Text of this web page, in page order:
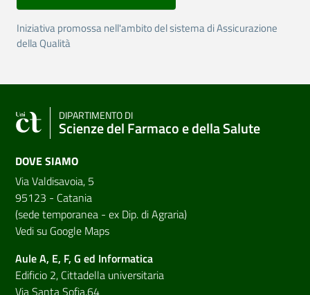
Iniziativa promossa nell'ambito del sistema di Assicurazione
della Qualità
DIPARTIMENTO DI
Scienze del Farmaco e della Salute
DOVE SIAMO
Via Valdisavoia, 5
95123 - Catania
(sede temporanea - ex Dip. di Agraria)
Vedi su Google Maps
Aule A, E, F, G ed Informatica
Edificio 2, Cittadella universitaria
Via Santa Sofia,64